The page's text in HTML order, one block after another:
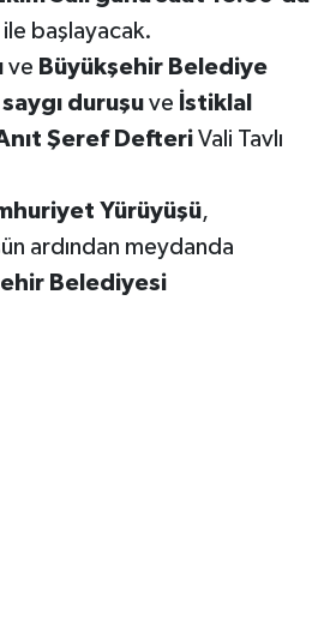
başlayacak.
ve Büyükşehir Belediye
saygı duruşuve İstiklal
Şeref DefteriVali Tavlı
Yürüyüşü,
ardından meydanda
Belediyesi